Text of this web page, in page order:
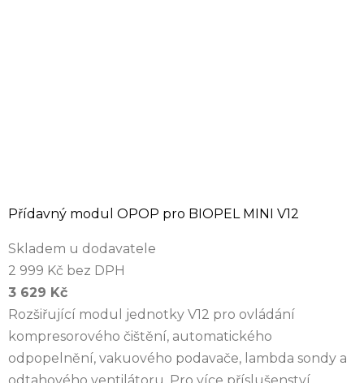
Přídavný modul OPOP pro BIOPEL MINI V12
Skladem u dodavatele
2 999 Kč bez DPH
3 629 Kč
Rozšiřující modul jednotky V12 pro ovládání
kompresorového čištění, automatického
odpopelnění, vakuového podavače, lambda sondy a